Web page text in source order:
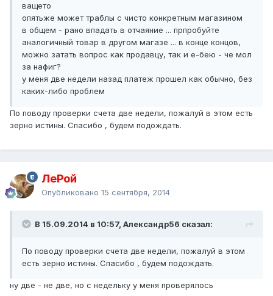
ващето
опятьже может траблы с чисто конкретным магазином
в общем - рано впадать в отчаяние ... прпробуйте
аналогичный товар в другом магазе ... в конце концов,
можно затать вопрос как продавцу, так и е-бею - че мол
за нафиг?
у меня две недели назад платеж прошел как обычно, без
каких-либо проблем
По поводу проверки счета две недели, пожалуй в этом есть
зерно истины. Спасибо , будем подождать.
ЛеРой
Опубликовано 15 сентября, 2014
В 15.09.2014 в 10:57, Александр56 сказал:
По поводу проверки счета две недели, пожалуй в этом
есть зерно истины. Спасибо , будем подождать.
ну две - не две, но с недельку у меня проверялось